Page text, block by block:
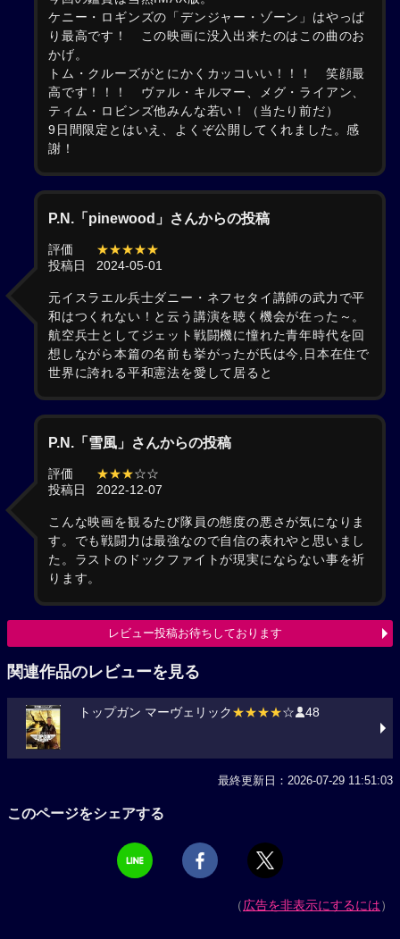
ケニー・ロギンズの「デンジャー・ゾーン」はやっぱ
り最高です！ この映画に没入出来たのはこの曲のお
かげ。
トム・クルーズがとにかくカッコいい！！！ 笑顔最
高です！！！ ヴァル・キルマー、メグ・ライアン、
ティム・ロビンズ他みんな若い！（当たり前だ）
9日間限定とはいえ、よくぞ公開してくれました。感
謝！
P.N.「pinewood」さんからの投稿
評価
★★★★★
投稿日
2024-05-01
元イスラエル兵士ダニー・ネフセタイ講師の武力で平
和はつくれない！と云う講演を聴く機会が在った～。
航空兵士としてジェット戦闘機に憧れた青年時代を回
想しながら本篇の名前も挙がったが氏は今,日本在住で
世界に誇れる平和憲法を愛して居ると
P.N.「雪風」さんからの投稿
評価 ★★★☆☆
投稿日
2022-12-07
こんな映画を観るたび隊員の態度の悪さが気になりま
す。でも戦闘力は最強なので自信の表れやと思いまし
た。ラストのドックファイトが現実にならない事を祈
ります。
レビュー投稿お待ちしております
関連作品のレビューを見る
トップガン マーヴェリック ★★★★☆ 48
最終更新日：2026-07-29 11:51:03
このページをシェアする
（広告を非表示にするには）